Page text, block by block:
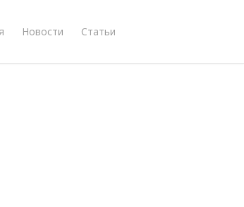
Новости Статьи